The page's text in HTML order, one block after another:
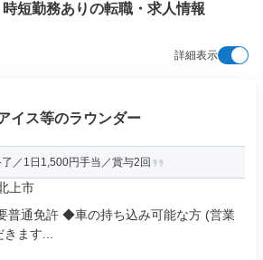
短勤務ありの転職・求人情報
詳細表示
イス等のラウンダー
／1日1,500円手当／賞与2回
上市
普通免許 ◆車の持ち込み可能な方 (営業
ます...